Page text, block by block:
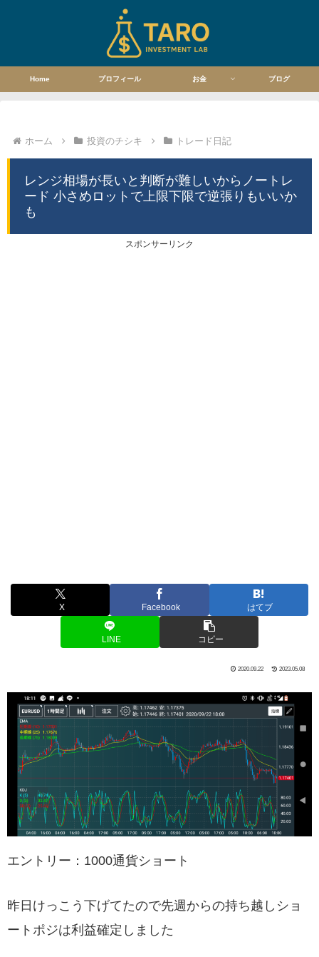
Home プロフィール お金 ブログ
ホーム 投資のチシキ トレード日記
レンジ相場が長いと判断が難しいからノートレ
ード 小さめロットで上限下限で逆張りもいいか
も
スポンサーリンク
X Facebook はてブ
LINE コピー
2020.09.22 2023.05.08
エントリー：1000通貨ショート
昨日けっこう下げてたので先週からの持ち越しショ
ートポジは利益確定しました